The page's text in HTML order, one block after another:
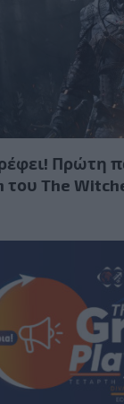
Πρώτη
του The